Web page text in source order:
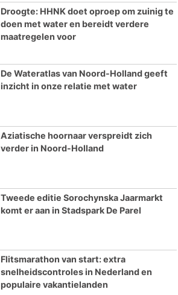
Droogte: HHNK doet oproep om zuinig te
doen met water en bereidt verdere
maatregelen voor
De Wateratlas van Noord-Holland geeft
inzicht in onze relatie met water
Aziatische hoornaar verspreidt zich
verder in Noord-Holland
Tweede editie Sorochynska Jaarmarkt
komt er aan in Stadspark De Parel
Flitsmarathon van start: extra
snelheidscontroles in Nederland en
populaire vakantielanden